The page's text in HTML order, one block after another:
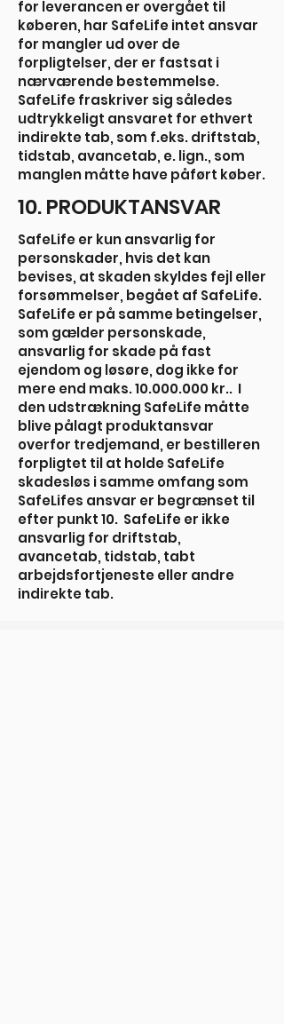
for leverancen er overgået til
køberen, har SafeLife intet ansvar
for mangler ud over de
forpligtelser, der er fastsat i
nærværende bestemmelse.
SafeLife fraskriver sig således
udtrykkeligt ansvaret for ethvert
indirekte tab, som f.eks. driftstab,
tidstab, avancetab, e. lign., som
manglen måtte have påført køber.
10. PRODUKTANSVAR
SafeLife er kun ansvarlig for
personskader, hvis det kan
bevises, at skaden skyldes fejl eller
forsømmelser, begået af SafeLife.
SafeLife er på samme betingelser,
som gælder personskade,
ansvarlig for skade på fast
ejendom og løsøre, dog ikke for
mere end maks.10.000.000kr.. I
den udstrækning SafeLife måtte
blive pålagt produktansvar
overfor tredjemand, er bestilleren
forpligtet til at holde SafeLife
skadesløs i samme omfang som
SafeLifes ansvar er begrænset til
efter punkt 10. SafeLife er ikke
ansvarlig for driftstab,
avancetab, tidstab, tabt
arbejdsfortjeneste eller andre
indirekte tab.